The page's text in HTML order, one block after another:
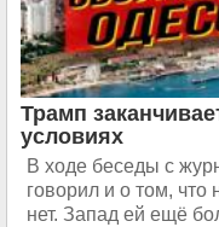
Трамп
условиях
В ходе беседы с
говорил и о том, что
нет. Запад ей ещё